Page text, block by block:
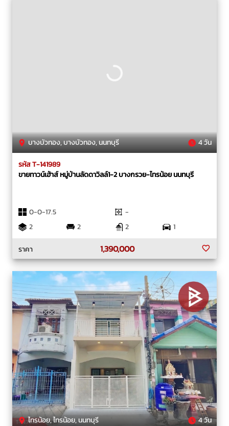
บางบัวทอง, บางบัวทอง, นนทบุรี 4 วัน
รหัส T-141989
ขายทาวน์เฮ้าส์ หมู่บ้านลัดดาวิลล์1-2 บางกรวย-ไทรน้อย นนทบุรี
0-0-17.5
-
2
2 2
1
ราคา
1,390,000
ไทรน้อย, ไทรน้อย, นนทบุรี 4 วัน